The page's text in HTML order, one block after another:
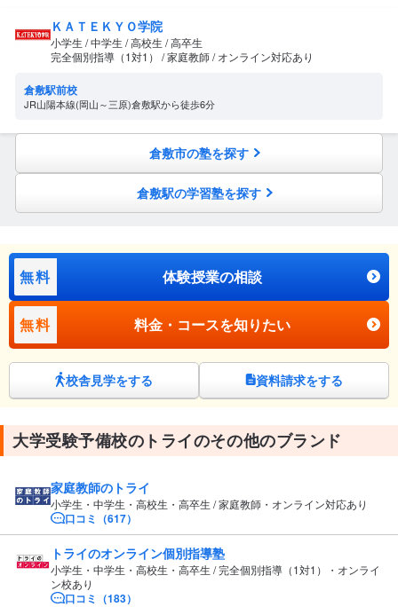
ＫＡＴＥＫＹＯ学院
小学生 / 中学生 / 高校生 / 高卒生
完全個別指導（1対1） / 家庭教師 / オンライン対応あり
倉敷駅前校
JR山陽本線(岡山～三原)倉敷駅から徒歩6分
倉敷市の塾を探す
倉敷駅の学習塾を探す
無料 体験授業の相談
無料 料金・コースを知りたい
校舎見学をする 資料請求をする
大学受験予備校のトライのその他のブランド
家庭教師のトライ
小学生・中学生・高校生・高卒生 / 家庭教師・オンライン対応あり
口コミ（617）
トライのオンライン個別指導塾
小学生・中学生・高校生・高卒生 / 完全個別指導（1対1）・オンライ
ン校あり
口コミ（183）